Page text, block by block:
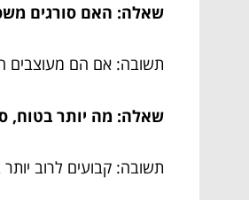
שאלה: האם סורגים
תשובה: אם הם מעוצבים
שאלה: מה יותר בטוח,
תשובה: קבועים לרוב